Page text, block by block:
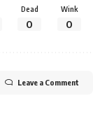
Dead
0
Wink
0
Leave a Comment